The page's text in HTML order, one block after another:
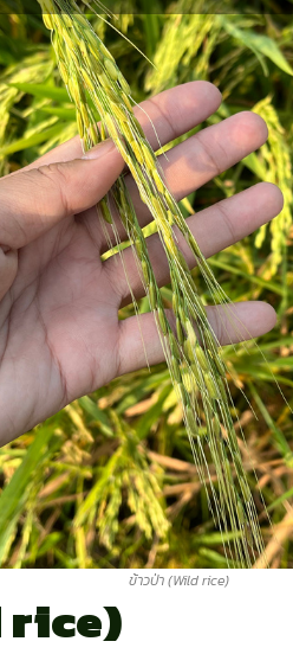
ข้าวป่า (Wild rice)
rice)